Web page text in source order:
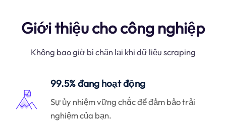
Giới thiệu cho công nghiệp
Không bao giờ bị chặn lại khi dữ liệu scraping
99.5% đang hoạt động
Sự ủy nhiệm vững chắc để đảm bảo trải
nghiệm của bạn.